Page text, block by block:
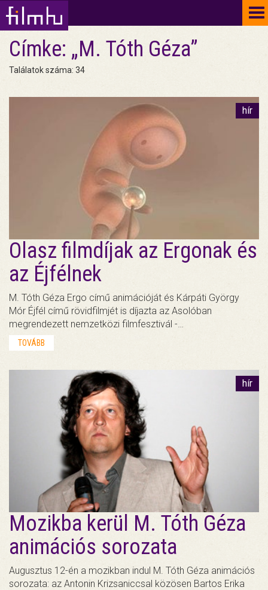
Címke: „M. Tóth Géza”
Találatok száma: 34
hír
Olasz filmdíjak az Ergonak és
az Éjfélnek
M. Tóth Géza Ergo című animációját és Kárpáti György
Mór Éjfél című rövidfilmjét is díjazta az Asolóban
megrendezett nemzetközi filmfesztivál -…
TOVÁBB
hír
Mozikba kerül M. Tóth Géza
animációs sorozata
Augusztus 12-én a mozikban indul M. Tóth Géza animációs
sorozata: az Antonin Krizsaniccsal közösen Bartos Erika